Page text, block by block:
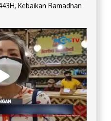
Kebaikan Ramadhan